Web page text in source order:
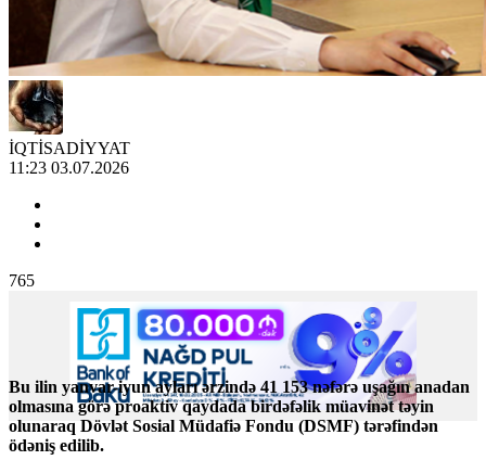
İQTİSADİYYAT
11:23 03.07.2026
765
Bu ilin yanvar-iyun ayları ərzində 41 153 nəfərə uşağın anadan
olmasına görə proaktiv qaydada birdəfəlik müavinət təyin
olunaraq Dövlət Sosial Müdafiə Fondu (DSMF) tərəfindən
ödəniş edilib.